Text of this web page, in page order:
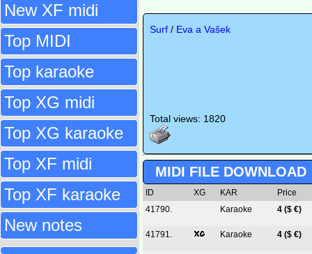
New XF midi
Top MIDI
Top karaoke
Top XG midi
Top XG karaoke
Top XF midi
Top XF karaoke
New notes
Surf / Eva a Vašek
Total views: 1820
MIDI FILE DOWNLOAD
ID XG KAR
Price
41790.
Karaoke 4 ($ €)
41791. Karaoke 4 ($ €)